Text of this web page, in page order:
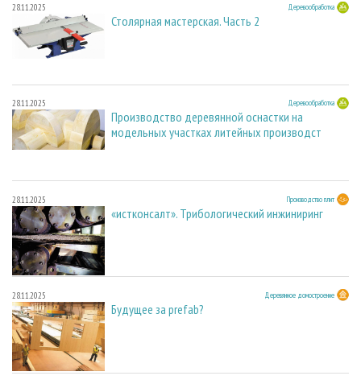
28.11.2025 Деревообработка
Столярная мастерская. Часть 2
28.11.2025 Деревообработка
Производство деревянной оснастки на
модельных участках литейных производст
28.11.2025 Производство плит
«истконсалт». Трибологический инжиниринг
28.11.2025 Деревянное домостроение
Будущее за prefab?